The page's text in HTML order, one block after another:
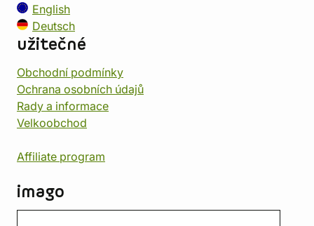
English
Deutsch
užitečné
Obchodní podmínky
Ochrana osobních údajů
Rady a informace
Velkoobchod
Affiliate program
imago